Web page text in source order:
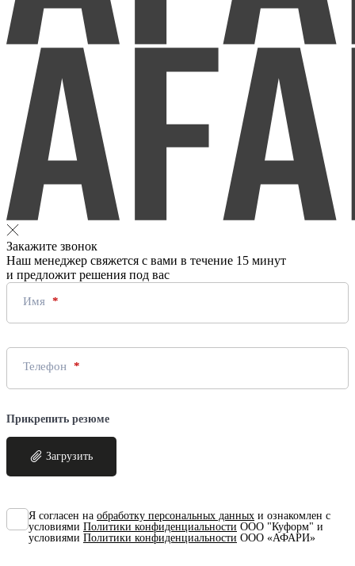
Закажите звонок
Наш менеджер свяжется с вами в течение 15 минут
и предложит решения под вас
Имя
Телефон
Прикрепить резюме
Загрузить
Я согласен на обработку персональных данных и ознакомлен с
условиями Политики конфиденциальности ООО "Куформ" и
условиями Политики конфиденциальности ООО «АФАРИ»